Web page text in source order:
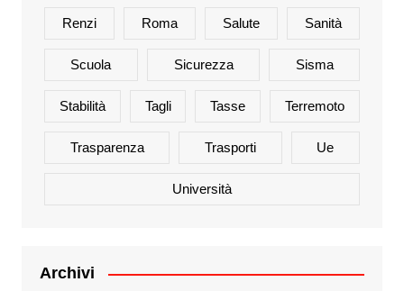
Renzi Roma Salute Sanità
Scuola Sicurezza Sisma
Stabilità Tagli Tasse Terremoto
Trasparenza Trasporti Ue
Università
Archivi